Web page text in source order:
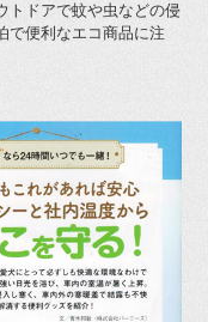
トドアで蚊や虫などの侵
で便利なエコ商品に注